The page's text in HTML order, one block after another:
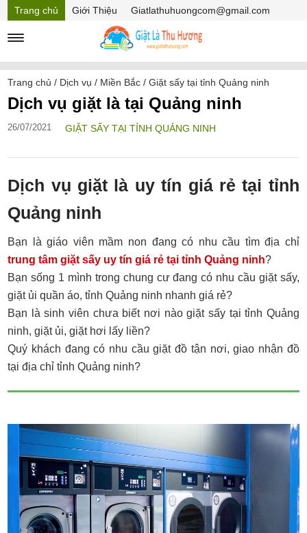
Trang chủ Giới Thiệu
Giatlathuhuongcom@gmail.com
Mã Giảm giá
Trang chủ / Dịch vụ / Miền Bắc /Giặt sấy tại tỉnh Quảng ninh
Dịch vụ giặt là tại Quảng ninh
26/07/2021 GIẶT SẤY TẠI TỈNH QUẢNG NINH
Dịch vụ giặt là uy tín giá rẻ tại tỉnh
Quảng ninh
Bạn là giáo viên mầm non đang có nhu cầu tìm địa chỉ
trung tâm giặt sấy uy tín giá rẻ tại tỉnh Quảng ninh?
Bạn sống 1 mình trong chung cư đang có nhu cầu giặt sấy,
giặt ủi quần áo, tỉnh Quảng ninh nhanh giá rẻ?
Bạn là sinh viên chưa biết nơi nào giặt sấy tại tỉnh Quảng
ninh, giặt ủi, giặt hơi lấy liền?
Quý khách đang có nhu cầu giặt đồ tận nơi, giao nhận đồ
tại địa chỉ tỉnh Quảng ninh?